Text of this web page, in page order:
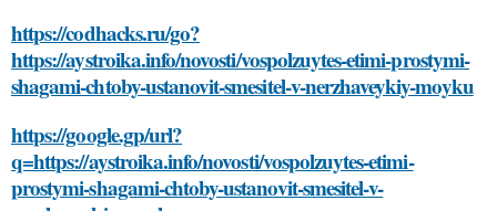
https://codhacks.ru/go?
https://aystroika.info/novosti/vospolzuytes-etimi-prostymi-
shagami-chtoby-ustanovit-smesitel-v-nerzhaveykiy-moyku
https://google.gp/url?
q=https://aystroika.info/novosti/vospolzuytes-etimi-
prostymi-shagami-chtoby-ustanovit-smesitel-v-